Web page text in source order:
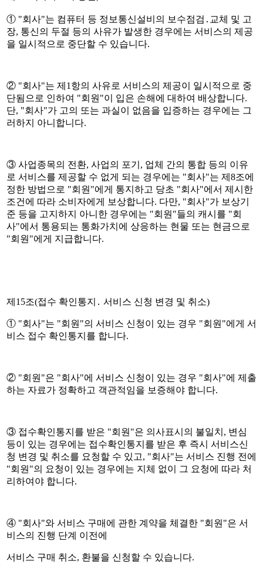
① "회사"는 컴퓨터 등 정보통신설비의 보수점검․교체 및 고
장, 통신의 두절 등의 사유가 발생한 경우에는 서비스의 제공
을 일시적으로 중단할 수 있습니다.
② "회사"는 제1항의 사유로 서비스의 제공이 일시적으로 중
단됨으로 인하여 "회원"이 입은 손해에 대하여 배상합니다.
단, "회사"가 고의 또는 과실이 없음을 입증하는 경우에는 그
러하지 아니합니다.
③ 사업종목의 전환, 사업의 포기, 업체 간의 통합 등의 이유
로 서비스를 제공할 수 없게 되는 경우에는 "회사"는 제8조에
정한 방법으로 "회원"에게 통지하고 당초 "회사"에서 제시한
조건에 따라 소비자에게 보상합니다. 다만, "회사"가 보상기
준 등을 고지하지 아니한 경우에는 "회원"들의 캐시를 "회
사"에서 통용되는 통화가치에 상응하는 현물 또는 현금으로
"회원"에게 지급합니다.
제15조(접수 확인통지․ 서비스 신청 변경 및 취소)
① "회사"는 "회원"의 서비스 신청이 있는 경우 "회원"에게 서
비스 접수 확인통지를 합니다.
② "회원"은 "회사"에 서비스 신청이 있는 경우 "회사"에 제출
하는 자료가 정확하고 객관적임을 보증해야 합니다.
③ 접수확인통지를 받은 "회원"은 의사표시의 불일치, 변심
등이 있는 경우에는 접수확인통지를 받은 후 즉시 서비스신
청 변경 및 취소를 요청할 수 있고, "회사"는 서비스 진행 전에
"회원"의 요청이 있는 경우에는 지체 없이 그 요청에 따라 처
리하여야 합니다.
④ "회사"와 서비스 구매에 관한 계약을 체결한 "회원"은 서
비스의 진행 단계 이전에
서비스 구매 취소, 환불을 신청할 수 있습니다.